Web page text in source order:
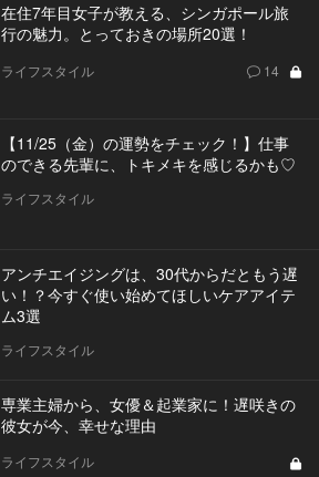
在住7年目女子が教える、シンガポール旅
行の魅力。とっておきの場所20選！
ライフスタイル 14
【11/25（金）の運勢をチェック！】仕事
のできる先輩に、トキメキを感じるかも♡
ライフスタイル
アンチエイジングは、30代からだともう遅
い！？今すぐ使い始めてほしいケアアイテ
ム3選
ライフスタイル
専業主婦から、女優＆起業家に！遅咲きの
彼女が今、幸せな理由
ライフスタイル